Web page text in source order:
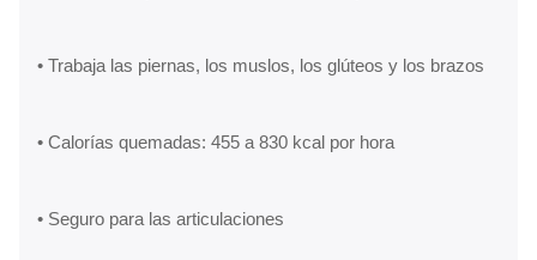
• Trabaja las piernas, los muslos, los glúteos y los brazos
• Calorías quemadas: 455 a 830 kcal por hora
• Seguro para las articulaciones